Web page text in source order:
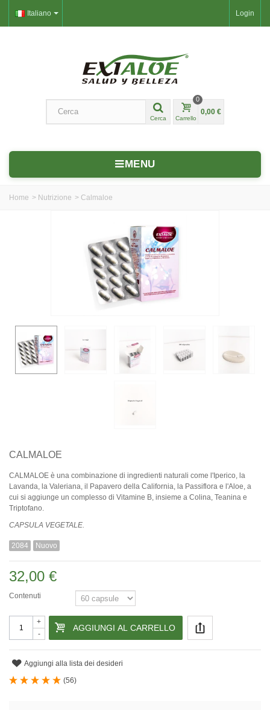
Login
Italiano
Cerca Carrello
0
0,00 €
MENU
Home > Nutrizione > Calmaloe
CALMALOE
CALMALOE è una combinazione di ingredienti naturali come l'Iperico, la
Lavanda, la Valeriana, il Papavero della California, la Passiflora e l'Aloe, a
cui si aggiunge un complesso di Vitamine B, insieme a Colina, Teanina e
Triptofano.
CAPSULA VEGETALE.
2084 Nuovo
32,00 €
Contenuti
-
+
AGGIUNGI AL CARRELLO
Aggiungi alla lista dei desideri
(56)